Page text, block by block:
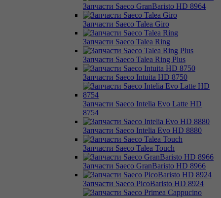
Запчасти Saeco GranBaristo HD 8964
Запчасти Saeco Talea Giro
Запчасти Saeco Talea Ring
Запчасти Saeco Talea Ring Plus
Запчасти Saeco Intuita HD 8750
Запчасти Saeco Intelia Evo Latte HD
8754
Запчасти Saeco Intelia Evo HD 8880
Запчасти Saeco Talea Touch
Запчасти Saeco GranBaristo HD 8966
Запчасти Saeco PicoBaristo HD 8924